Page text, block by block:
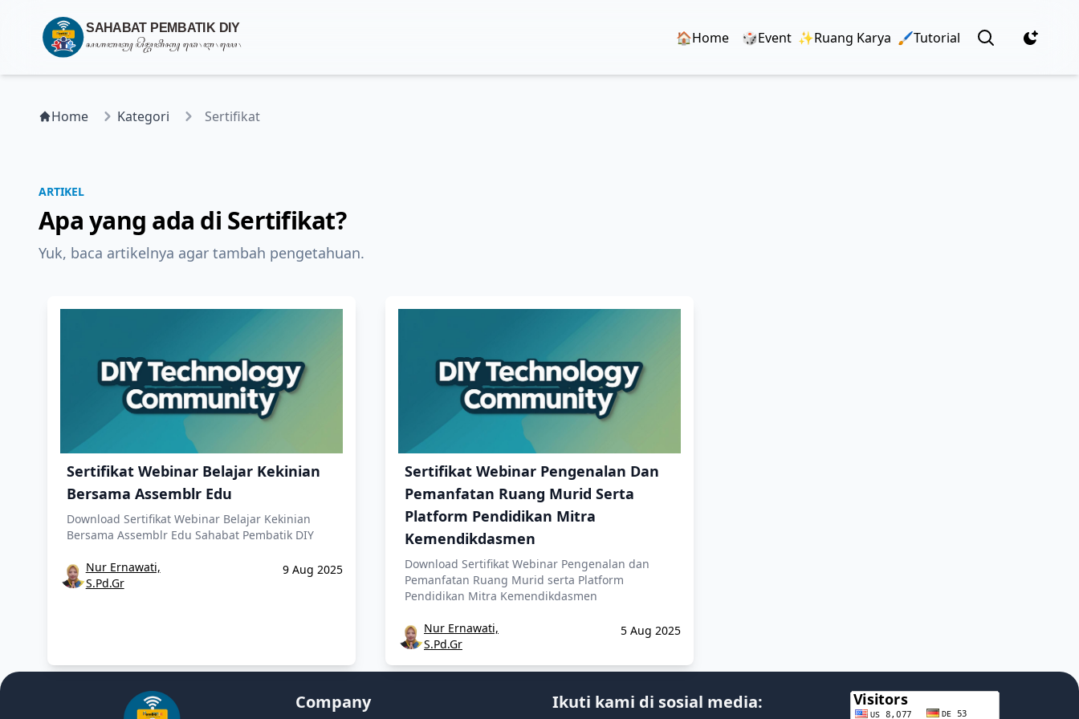
🏠Home 🎲Event ✨Ruang Karya 🖌️Tutorial View
Home Kategori Sertifikat
ARTIKEL
Apa yang ada di Sertifikat?
Yuk, baca artikelnya agar tambah pengetahuan.
Sertifikat Webinar Belajar Kekinian
Bersama Assemblr Edu
Download Sertifikat Webinar Belajar Kekinian
Bersama Assemblr Edu Sahabat Pembatik DIY
Nur Ernawati,
S.Pd.Gr
9 Aug 2025
Sertifikat Webinar Pengenalan Dan
Pemanfatan Ruang Murid Serta
Platform Pendidikan Mitra
Kemendikdasmen
Download Sertifikat Webinar Pengenalan dan
Pemanfatan Ruang Murid serta Platform
Pendidikan Mitra Kemendikdasmen
Nur Ernawati,
S.Pd.Gr
5 Aug 2025
Company Ikuti kami di sosial media: